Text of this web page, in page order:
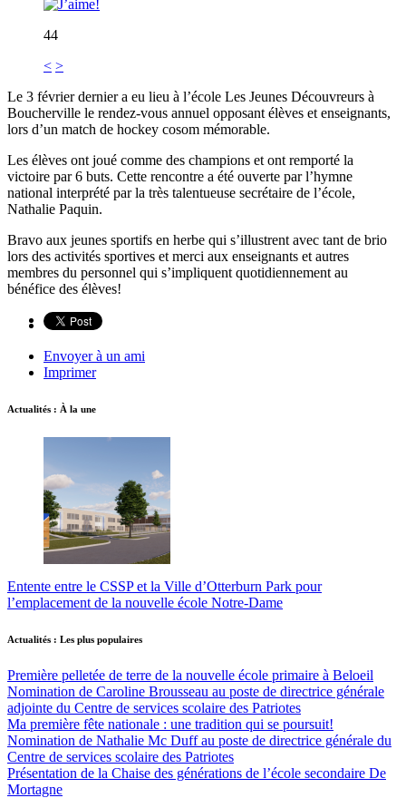
44
< >
Le 3 février dernier a eu lieu à l’école Les Jeunes Découvreurs à
Boucherville le rendez-vous annuel opposant élèves et enseignants,
lors d’un match de hockey cosom mémorable.
Les élèves ont joué comme des champions et ont remporté la
victoire par 6 buts. Cette rencontre a été ouverte par l’hymne
national interprété par la très talentueuse secrétaire de l’école,
Nathalie Paquin.
Bravo aux jeunes sportifs en herbe qui s’illustrent avec tant de brio
lors des activités sportives et merci aux enseignants et autres
membres du personnel qui s’impliquent quotidiennement au
bénéfice des élèves!
Envoyer à un ami
Imprimer
Actualités : À la une
Entente entre le CSSP et la Ville d’Otterburn Park pour
l’emplacement de la nouvelle école Notre-Dame
Actualités : Les plus populaires
Première pelletée de terre de la nouvelle école primaire à Beloeil
Nomination de Caroline Brousseau au poste de directrice générale
adjointe du Centre de services scolaire des Patriotes
Ma première fête nationale : une tradition qui se poursuit!
Nomination de Nathalie Mc Duff au poste de directrice générale du
Centre de services scolaire des Patriotes
Présentation de la Chaise des générations de l’école secondaire De
Mortagne